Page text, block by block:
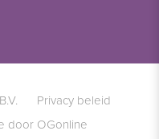
Privacy beleid
door OGonline